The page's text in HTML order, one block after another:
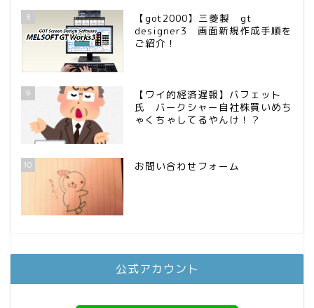
8
【got2000】三菱製 gt
designer3 画面新規作成手順を
ご紹介！
9
【ワイ的経済遅報】バフェット
氏 バークシャー自社株買いめち
ゃくちゃしてるやんけ！？
10 お問い合わせフォーム
公式アカウント